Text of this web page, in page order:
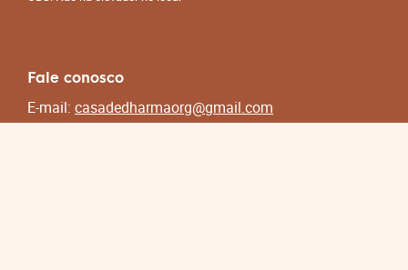
Fale conosco
E-mail: casadedharmaorg@gmail.com